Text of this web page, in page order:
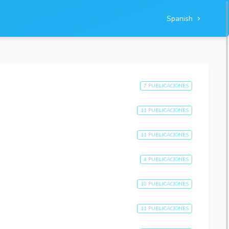
Spanish
7 PUBLICACIONES
11 PUBLICACIONES
11 PUBLICACIONES
4 PUBLICACIONES
10 PUBLICACIONES
11 PUBLICACIONES